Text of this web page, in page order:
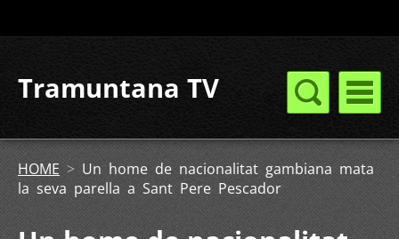
Tramuntana TV
HOME > Un home de nacionalitat gambiana mata
la seva parella a Sant Pere Pescador